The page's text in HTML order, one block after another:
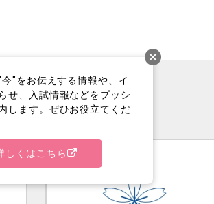
"をお伝えする情報や、イ
せ、入試情報などをプッシ
します。ぜひお役立てくだ
しくはこちら